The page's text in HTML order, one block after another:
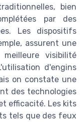
bien
par des
Les dispositifs
assurent une
visibilité
d'engins
on constate une
des technologies
efficacité. Les kits
tels que des feux